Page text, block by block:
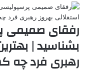
رفقای صمیمی
بشناسید |
رهبری فرد چه